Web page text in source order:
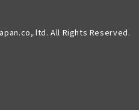
All Rights Reserved.